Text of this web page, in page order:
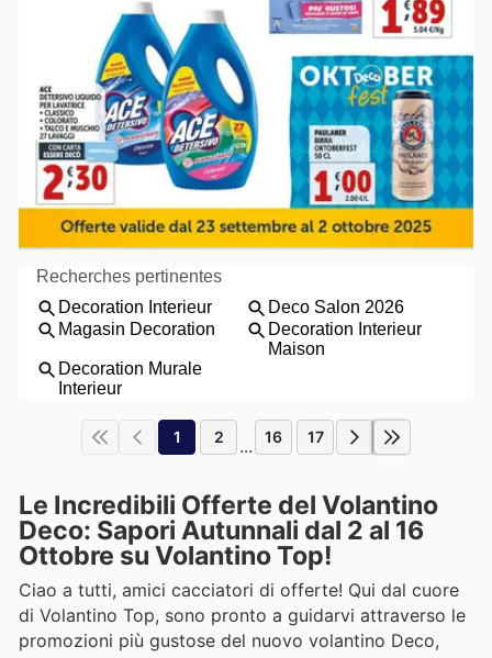
1 2 ... 16 17
Le Incredibili Offerte del Volantino
Deco: Sapori Autunnali dal 2 al 16
Ottobre su Volantino Top!
Ciao a tutti, amici cacciatori di offerte! Qui dal cuore
di Volantino Top, sono pronto a guidarvi attraverso le
promozioni più gustose del nuovo volantino Deco,